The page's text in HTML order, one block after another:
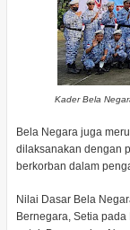
Kader Bela
Bela Negara juga
dilaksanakan dengan
berkorban dalam
Nilai Dasar Bela
Bernegara, Setia